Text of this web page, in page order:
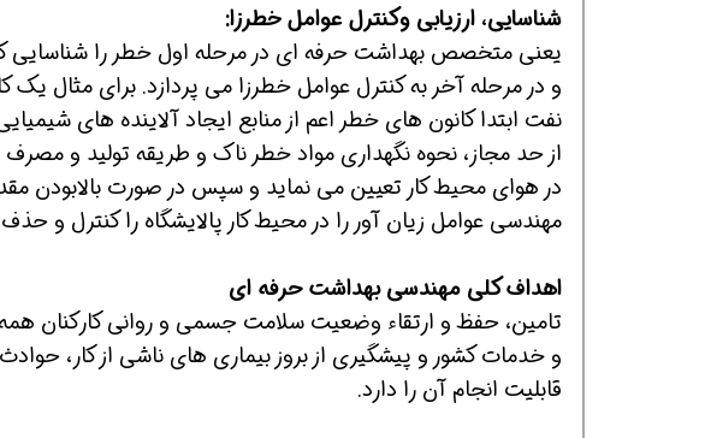
شناسایی، ارزیابی وکنترل عوامل خطرزا:
یعنی متخصص بهداشت حرفه ای در مرحله اول خطر را شناسایی
و در مرحله آخر به کنترل عوامل خطرزا می پردازد. برای مثال
نفت ابتدا کانون های خطر اعم از منابع ایجاد آلاینده های
از حد مجاز، نحوه نگهداری مواد خطر ناک و طریقه تولید و مصرف
در هوای محیط کار تعیین می نماید و سپس در صورت بالابودن
مهندسی عوامل زیان آور را در محیط کار پالایشگاه را کنترل و
اهداف کلی مهندسی بهداشت حرفه ای
تامین، حفظ و ارتقاء وضعیت سلامت جسمی و روانی کارکنان
و خدمات کشور و پیشگیری از بروز بیماری های ناشی از کار،
قابلیت انجام آن را دارد.
همین حالا بگیرش همین حالا بگیرش همین حالا بگیرش